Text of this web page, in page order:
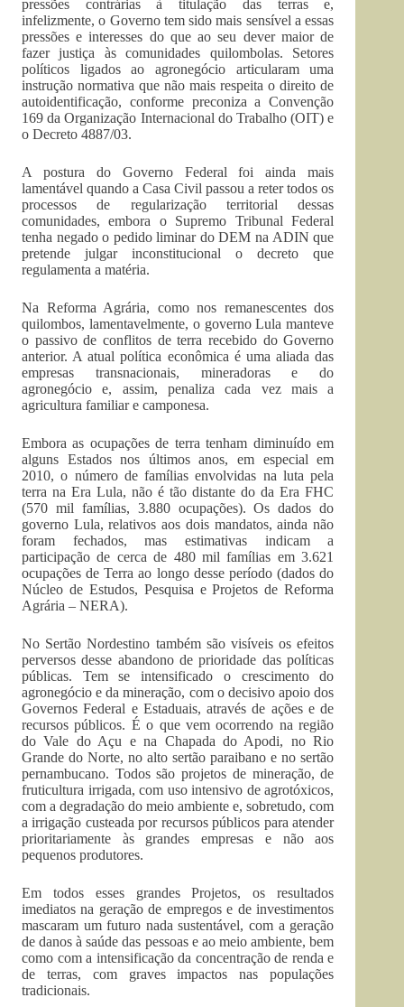
pressões contrárias à titulação das terras e,
infelizmente, o Governo tem sido mais sensível a essas
pressões e interesses do que ao seu dever maior de
fazer justiça às comunidades quilombolas. Setores
políticos ligados ao agronegócio articularam uma
instrução normativa que não mais respeita o direito de
autoidentificação, conforme preconiza a Convenção
169 da Organização Internacional do Trabalho (OIT) e
o Decreto 4887/03.
A postura do Governo Federal foi ainda mais
lamentável quando a Casa Civil passou a reter todos os
processos de regularização territorial dessas
comunidades, embora o Supremo Tribunal Federal
tenha negado o pedido liminar do DEM na ADIN que
pretende julgar inconstitucional o decreto que
regulamenta a matéria.
Na Reforma Agrária, como nos remanescentes dos
quilombos, lamentavelmente, o governo Lula manteve
o passivo de conflitos de terra recebido do Governo
anterior. A atual política econômica é uma aliada das
empresas transnacionais, mineradoras e do
agronegócio e, assim, penaliza cada vez mais a
agricultura familiar e camponesa.
Embora as ocupações de terra tenham diminuído em
alguns Estados nos últimos anos, em especial em
2010, o número de famílias envolvidas na luta pela
terra na Era Lula, não é tão distante do da Era FHC
(570 mil famílias, 3.880 ocupações). Os dados do
governo Lula, relativos aos dois mandatos, ainda não
foram fechados, mas estimativas indicam a
participação de cerca de 480 mil famílias em 3.621
ocupações de Terra ao longo desse período (dados do
Núcleo de Estudos, Pesquisa e Projetos de Reforma
Agrária – NERA).
No Sertão Nordestino também são visíveis os efeitos
perversos desse abandono de prioridade das políticas
públicas. Tem se intensificado o crescimento do
agronegócio e da mineração, com o decisivo apoio dos
Governos Federal e Estaduais, através de ações e de
recursos públicos. É o que vem ocorrendo na região
do Vale do Açu e na Chapada do Apodi, no Rio
Grande do Norte, no alto sertão paraibano e no sertão
pernambucano. Todos são projetos de mineração, de
fruticultura irrigada, com uso intensivo de agrotóxicos,
com a degradação do meio ambiente e, sobretudo, com
a irrigação custeada por recursos públicos para atender
prioritariamente às grandes empresas e não aos
pequenos produtores.
Em todos esses grandes Projetos, os resultados
imediatos na geração de empregos e de investimentos
mascaram um futuro nada sustentável, com a geração
de danos à saúde das pessoas e ao meio ambiente, bem
como com a intensificação da concentração de renda e
de terras, com graves impactos nas populações
tradicionais.